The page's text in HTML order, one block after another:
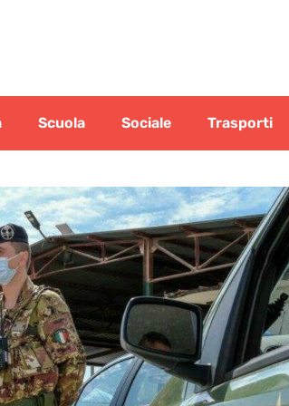
Scuola Sociale Trasporti